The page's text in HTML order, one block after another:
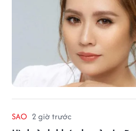
SAO 2 giờ trước